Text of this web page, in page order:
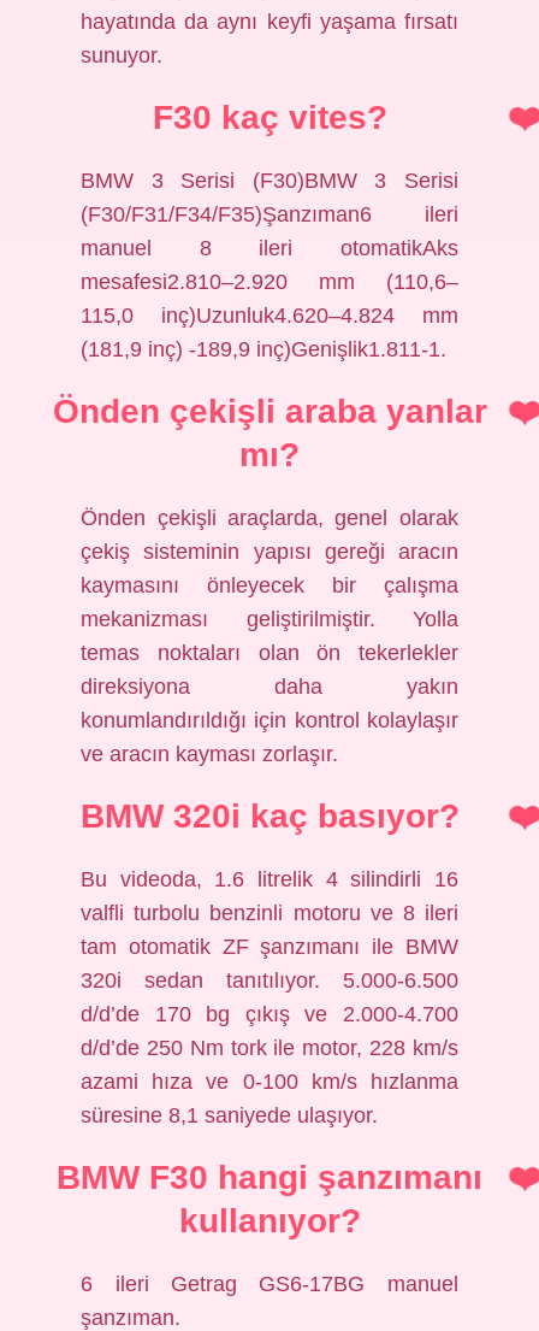
hayatında da aynı keyfi yaşama fırsatı
sunuyor.
F30 kaç vites?
BMW 3 Serisi (F30)BMW 3 Serisi
(F30/F31/F34/F35)Şanzıman6 ileri
manuel 8 ileri otomatikAks
mesafesi2.810–2.920 mm (110,6–
115,0 inç)Uzunluk4.620–4.824 mm
(181,9 inç) -189,9 inç)Genişlik1.811-1.
Önden çekişli araba yanlar
mı?
Önden çekişli araçlarda, genel olarak
çekiş sisteminin yapısı gereği aracın
kaymasını önleyecek bir çalışma
mekanizması geliştirilmiştir. Yolla
temas noktaları olan ön tekerlekler
direksiyona daha yakın
konumlandırıldığı için kontrol kolaylaşır
ve aracın kayması zorlaşır.
BMW 320i kaç basıyor?
Bu videoda, 1.6 litrelik 4 silindirli 16
valfli turbolu benzinli motoru ve 8 ileri
tam otomatik ZF şanzımanı ile BMW
320i sedan tanıtılıyor. 5.000-6.500
d/d’de 170 bg çıkış ve 2.000-4.700
d/d’de 250 Nm tork ile motor, 228 km/s
azami hıza ve 0-100 km/s hızlanma
süresine 8,1 saniyede ulaşıyor.
BMW F30 hangi şanzımanı
kullanıyor?
6 ileri Getrag GS6-17BG manuel
şanzıman.